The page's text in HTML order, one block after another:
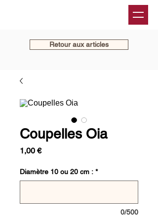
Retour aux articles
Coupelles Oia
1,00 €Prix
Diamètre 10 ou 20 cm : *
0/500